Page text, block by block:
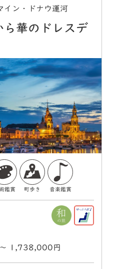
イン・ドナウ運河
ら華のドレスデ
鑑賞 町歩き 音楽鑑賞
1,738,000円